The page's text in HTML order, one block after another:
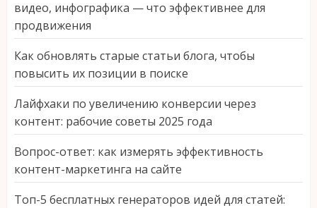
видео, инфографика — что эффективнее для
продвижения
Как обновлять старые статьи блога, чтобы
повысить их позиции в поиске
Лайфхаки по увеличению конверсии через
контент: рабочие советы 2025 года
Вопрос-ответ: как измерять эффективность
контент-маркетинга на сайте
Топ-5 бесплатных генераторов идей для статей: